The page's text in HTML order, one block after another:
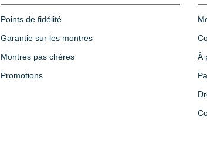
Points de fidélité
Garantie sur les montres
Montres pas chères
Promotions
À